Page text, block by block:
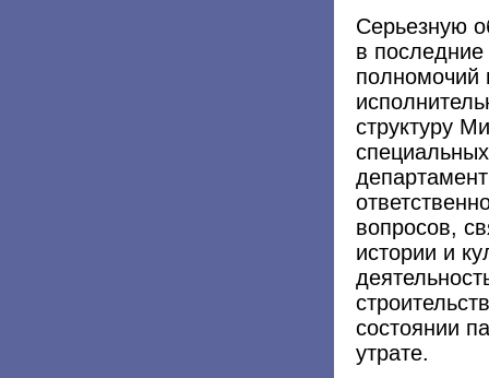
Серьезную
в
структуру
вопросов,
истории и
состоянии
утрате.